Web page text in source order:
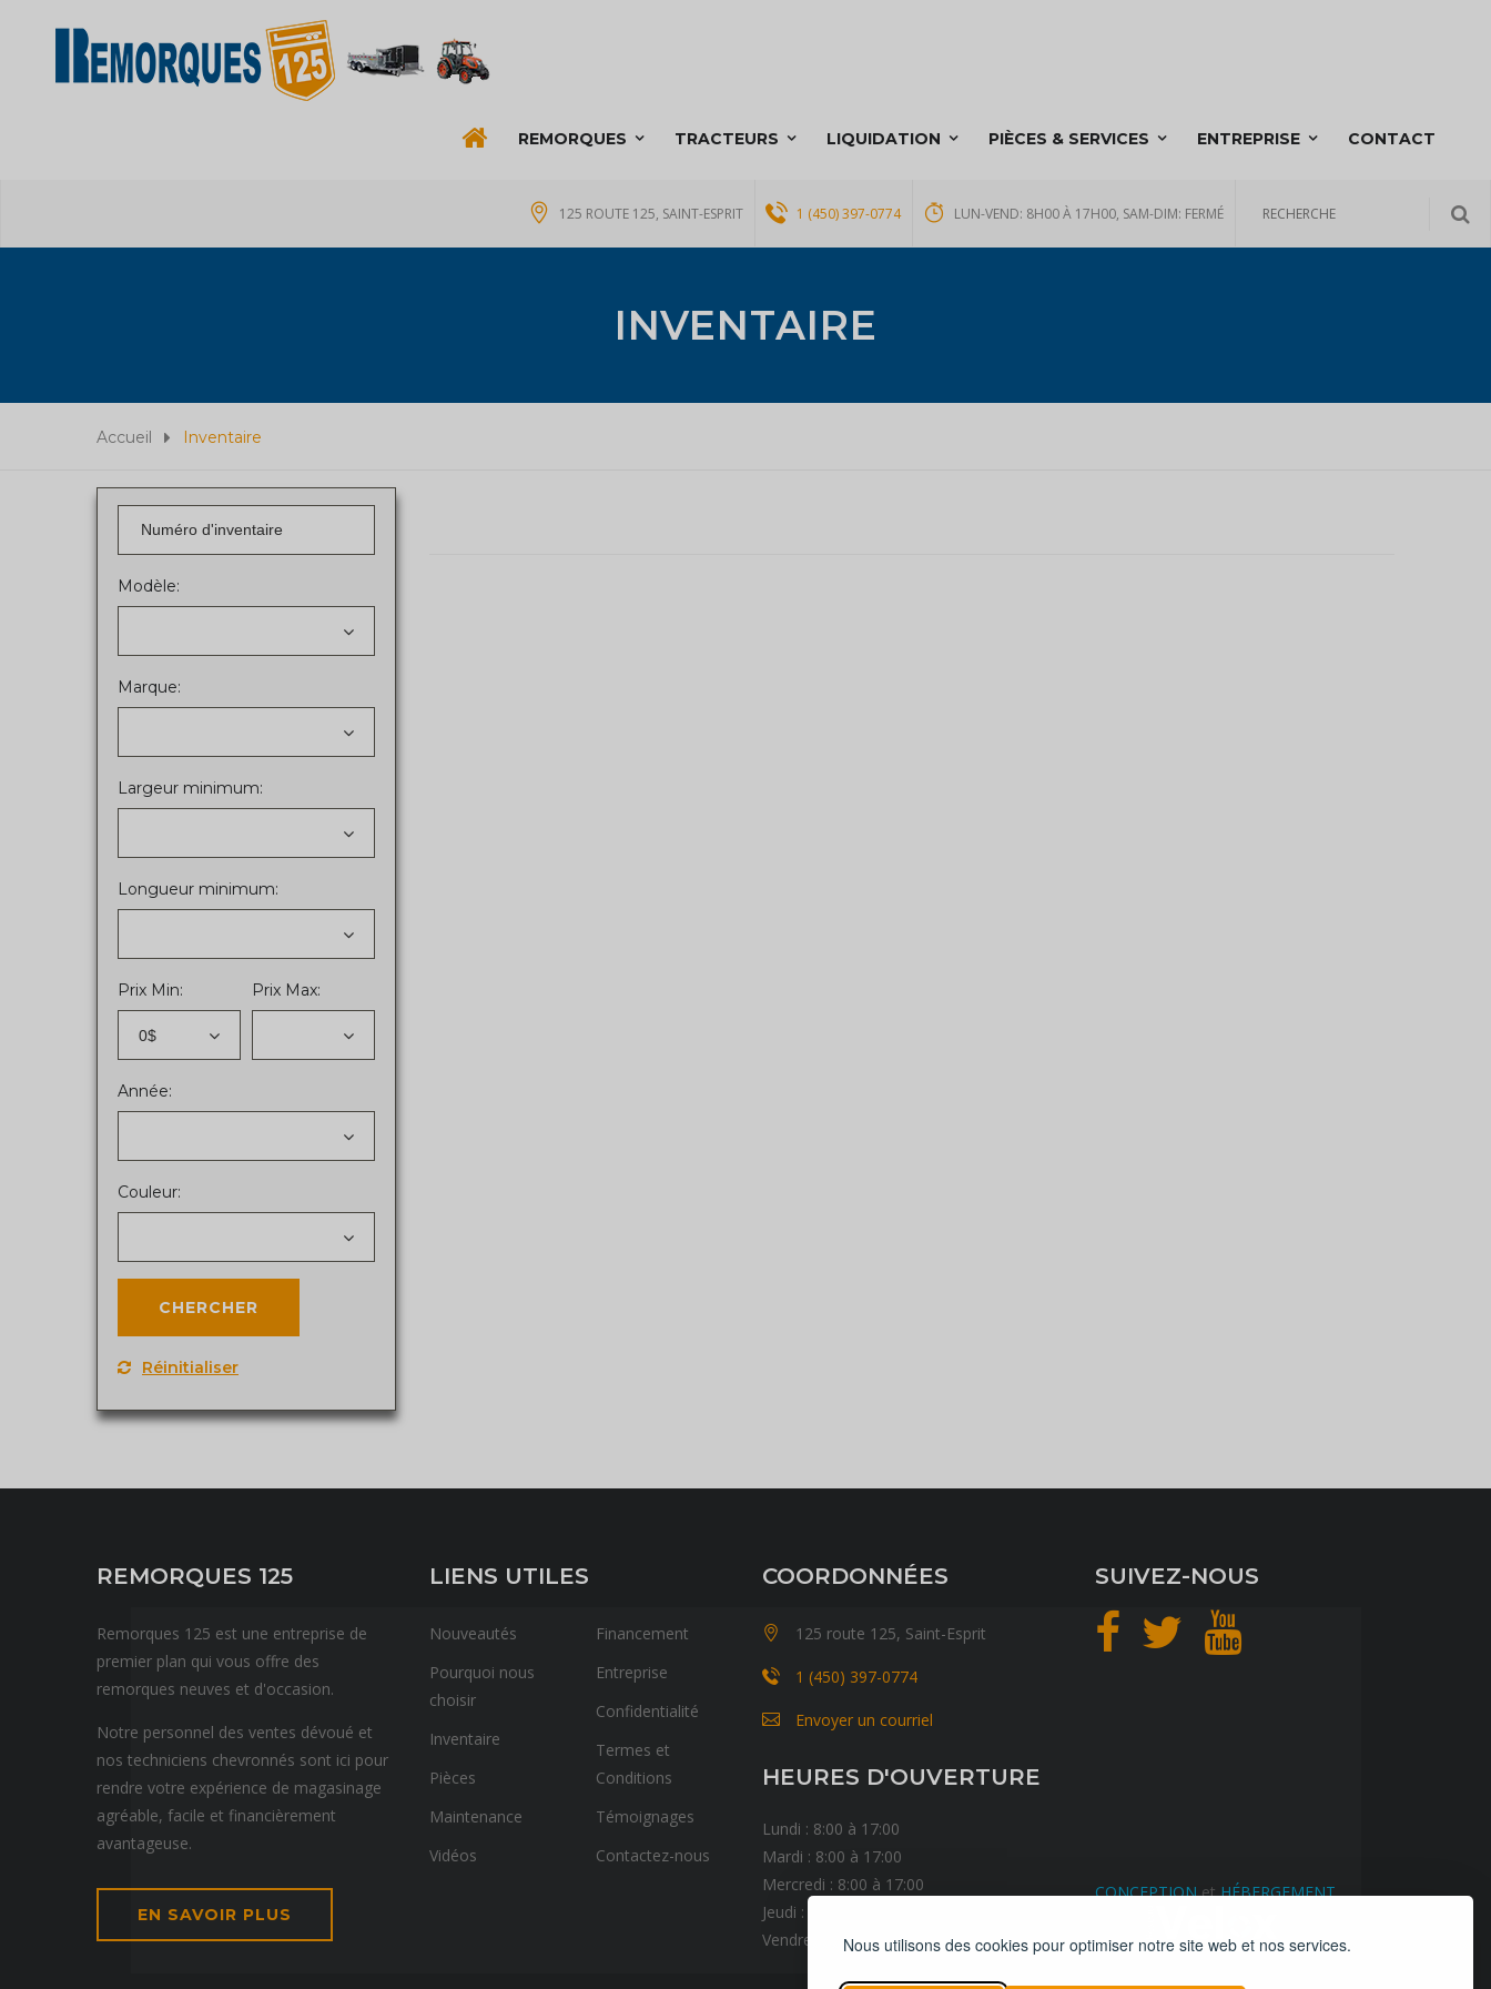
Nous utilisons des cookies pour optimiser notre site web et nos services.
REMORQUES TRACTEURS LIQUIDATION PIÈCES & SERVICES ENTREPRISE CONTACT
125 ROUTE 125, SAINT-ESPRIT 1 (450) 397-0774 LUN-VEND: 8H00 À 17H00, SAM-DIM: FERMÉ
INVENTAIRE
Accueil Inventaire
Modèle:
Marque:
Largeur minimum:
Longueur minimum:
Prix Min:
0$
Prix Max:
Année:
Couleur:
Réinitialiser
REMORQUES 125
Remorques 125 est une entreprise de
premier plan qui vous offre des
remorques neuves et d'occasion.
Notre personnel des ventes dévoué et
nos techniciens chevronnés sont ici pour
rendre votre expérience de magasinage
agréable, facile et financièrement
avantageuse.
EN SAVOIR PLUS
LIENS UTILES
Nouveautés
Pourquoi nous
choisir
Inventaire
Pièces
Maintenance
Vidéos
Financement
Entreprise
Confidentialité
Termes et
Conditions
Témoignages
Contactez-nous
COORDONNÉES
125 route 125, Saint-Esprit
1 (450) 397-0774
Envoyer un courriel
HEURES D'OUVERTURE
Lundi : 8:00 à 17:00
Mardi : 8:00 à 17:00
Mercredi : 8:00 à 17:00
Jeudi : 8:00 à 17:00
Vendredi : 8:00 à 17:00
SUIVEZ-NOUS
CONCEPTIONetHÉBERGEMENT